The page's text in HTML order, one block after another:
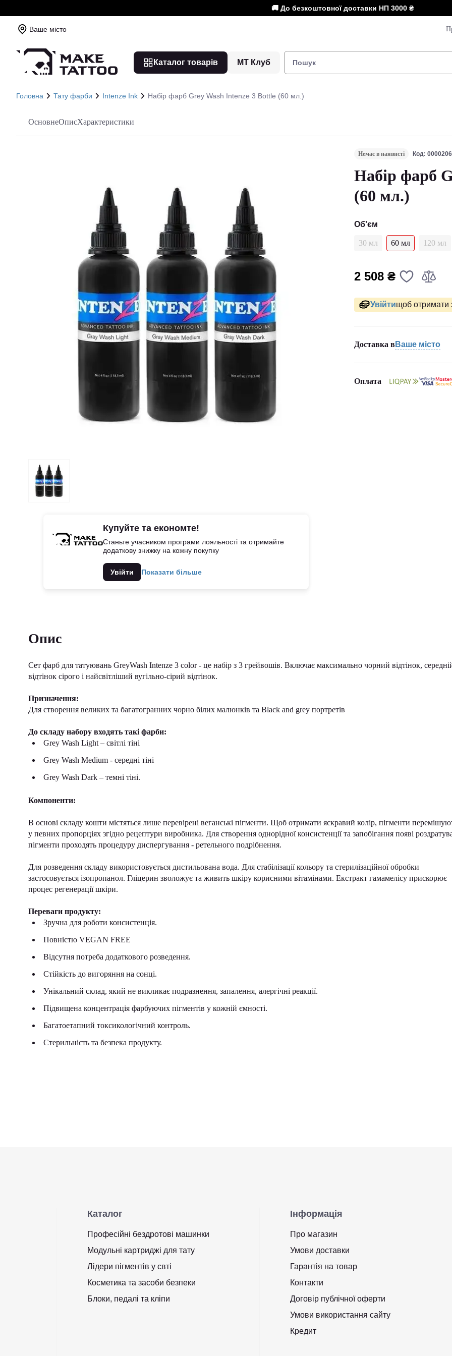
🚚 До безкоштовної доставки НП 3000 ₴
Ваше місто
Каталог товарів МТ Клуб
Головна Тату фарби Intenze Ink Набір фарб Grey Wash Intenze 3 Bottle (60 мл.)
ОсновнеОписХарактеристики
Купуйте та економте!
Станьте учасником програми лояльності та отримайте
додаткову знижку на кожну покупку
Увійти Показати більше
Немає в наявнсті Код:
Набір фарб
(60 мл.)
Об'єм
30 мл 60 мл 120 мл
2 508 ₴
Увійтищоб отримати
Доставка в Ваше місто
Оплата
Опис
Сет фарб для татуювань GreyWash Intenze 3 color - це набір з 3 грейвошів. Включає максимально чорний відтінок,
відтінок сірого і найсвітліший вугільно-сірий відтінок.
Призначення:
Для створення великих та багатогранних чорно білих малюнків та Black and grey портретів
До складу набору входять такі фарби:
Grey Wash Light – світлі тіні
Grey Wash Medium - середні тіні
Grey Wash Dark – темні тіні.
Компоненти:
В основі складу кошти містяться лише перевірені веганські пігменти. Щоб отримати яскравий колір, пігменти
у певних пропорціях згідно рецептури виробника. Для створення однорідної консистенції та запобігання появі
пігменти проходять процедуру диспергування - ретельного подрібнення.
Для розведення складу використовується дистильована вода. Для стабілізації кольору та стерилізаційної обробки
застосовується ізопропанол. Гліцерин зволожує та живить шкіру корисними вітамінами. Екстракт гамамелісу прискорює
процес регенерації шкіри.
Переваги продукту:
Зручна для роботи консистенція.
Повністю VEGAN FREE
Відсутня потреба додаткового розведення.
Стійкість до вигоряння на сонці.
Унікальний склад, який не викликає подразнення, запалення, алергічні реакції.
Підвищена концентрація фарбуючих пігментів у кожній ємності.
Багатоетапний токсикологічний контроль.
Стерильність та безпека продукту.
Каталог
Професійні бездротові машинки
Модульні картриджі для тату
Лідери пігментів у свті
Косметика та засоби безпеки
Блоки, педалі та кліпи
Інформація
Про магазин
Умови доставки
Гарантія на товар
Контакти
Договір публічної оферти
Умови використання сайту
Кредит